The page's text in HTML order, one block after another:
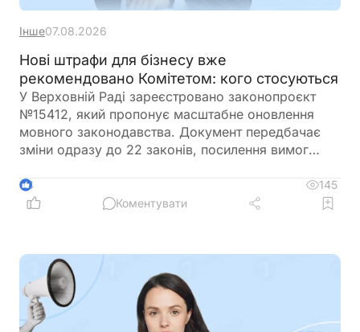
Інше07.08.2026
Нові штрафи для бізнесу вже
рекомендовано Комітетом: кого стосуються
У Верховній Раді зареєстровано законопроєкт
№15412, який пропонує масштабне оновлення
мовного законодавства. Документ передбачає
зміни одразу до 22 законів, посилення вимог
розширення кола осіб, які зобов'язані володіти
державною мовою, а також суттєве підвищення
освіти, культури, бізнесу, громадських
організацій і сфери дитячого відпочинку
4
145
Коментувати